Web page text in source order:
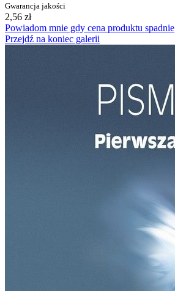
Gwarancja jakości
2,56 zł
Powiadom mnie gdy cena produktu spadnie
Przejdź na koniec galerii